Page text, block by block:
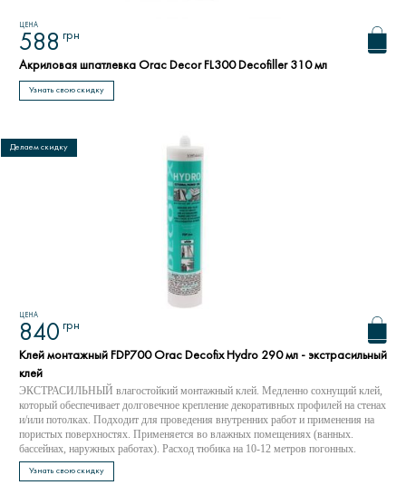
ЦЕНА
588 грн
Акриловая шпатлевка Orac Decor FL300 Decofiller 310 мл
Узнать свою скидку
ЦЕНА
840 грн
Клей монтажный FDP700 Orac Decofix Hydro 290 мл - экстрасильный
клей
ЭКСТРАСИЛЬНЫЙ влагостойкий монтажный клей. Медленно сохнущий клей,
который обеспечивает долговечное крепление декоративных профилей на стенах
и/или потолках. Подходит для проведения внутренних работ и применения на
пористых поверхностях. Применяется во влажных помещениях (ванных.
бассейнах, наружных работах). Расход тюбика на 10-12 метров погонных.
Узнать свою скидку
Делаем скидку